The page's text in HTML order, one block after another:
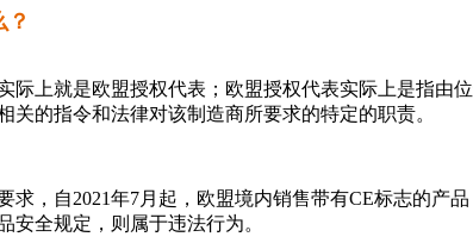
？
际上就是欧盟授权代表；欧盟授权代表实际上是指
关的指令和法律对该制造商所要求的特定的职责。
求，自2021年7月起，欧盟境内销售带有CE标志的
安全规定，则属于违法行为。